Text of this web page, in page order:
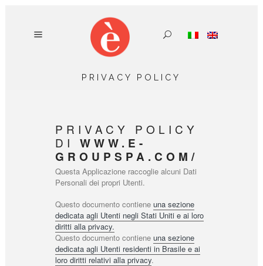
PRIVACY POLICY
PRIVACY POLICY
DI WWW.E-
GROUPSPA.COM/
Questa Applicazione raccoglie alcuni Dati
Personali dei propri Utenti.
Questo documento contiene una sezione
dedicata agli Utenti negli Stati Uniti e ai loro
diritti alla privacy.
Questo documento contiene una sezione
dedicata agli Utenti residenti in Brasile e ai
loro diritti relativi alla privacy.